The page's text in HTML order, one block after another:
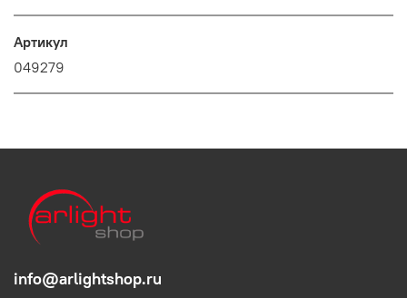
Артикул
049279
info@arlightshop.ru